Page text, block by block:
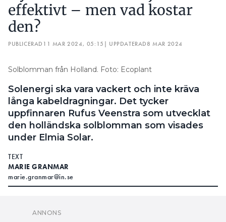
effektivt – men vad kostar
den?
PUBLICERAD 11 MAR 2024, 05:15 | UPPDATERAD8 MAR 2024
Solblomman från Holland. Foto: Ecoplant
Solenergi ska vara vackert och inte kräva
långa kabeldragningar. Det tycker
uppfinnaren Rufus Veenstra som utvecklat
den holländska solblomman som visades
under Elmia Solar.
TEXT
MARIE GRANMAR
marie.granmar@in.se
tyckte att det behövdes fler alternativ till stora